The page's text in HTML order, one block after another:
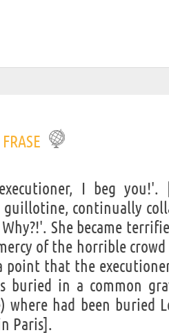
I beg you!'.
continually
She became
of the horrible
point that the
buried in a common
where had been buried
Paris].